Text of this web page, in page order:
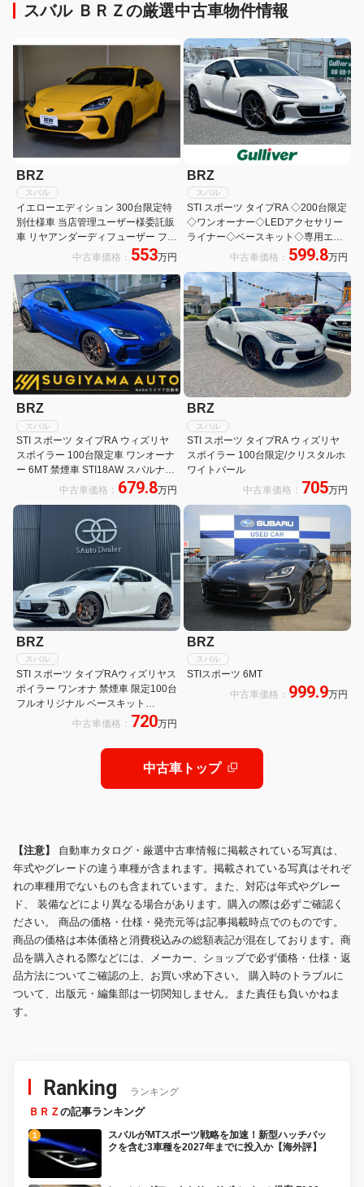
スバル ＢＲＺの厳選中古車物件情報
BRZ
スバル
イエローエディション 300台限定特
別仕様車 当店管理ユーザー様委託販
車 リヤアンダーディフューザー フロ
アカーペットSTI リヤフォグランプ
キット ドアミラーオートシステム カ
ロッツェリアサイバーナビパック バ
ックカメラ
中古車価格： 553万円
BRZ
スバル
STI スポーツ タイプRA ◇200台限定
◇ワンオーナー◇LEDアクセサリー
ライナー◇ベースキット◇専用エン
ジン◇専用クラッチ&フライホイー
ル◇専用BBS18AW◇ZF製フロント
&リアダンパー
中古車価格： 599.8万円
BRZ
スバル
STI スポーツ タイプRA ウィズリヤ
スポイラー 100台限定車 ワンオーナ
ー 6MT 禁煙車 STI18AW スバルナビ
パック カロッツエリアナビ フルセグ
ヒーター ETC2.0 クルーズコントロ
ール
中古車価格： 679.8万円
BRZ
スバル
STI スポーツ タイプRA ウィズリヤ
スポイラー 100台限定/クリスタルホ
ワイトパール
中古車価格： 705万円
BRZ
スバル
STI スポーツ タイプRAウィズリヤス
ポイラー ワンオナ 禁煙車 限定100台
フルオリジナル ベースキット
STI(LEDライナー/ディフューザー)ナ
ビ ETC2.0 バックカメラ ディーラー
中古車価格： 720万円
BRZ
スバル
STIスポーツ 6MT
中古車価格： 999.9万円
中古車トップ
【注意】 自動車カタログ・厳選中古車情報に掲載されている写真は、
年式やグレードの違う車種が含まれます。掲載されている写真はそれぞ
れの車種用でないものも含まれています。また、対応は年式やグレー
ド、 装備などにより異なる場合があります。購入の際は必ずご確認く
ださい。 商品の価格・仕様・発売元等は記事掲載時点でのものです。
商品の価格は本体価格と消費税込みの総額表記が混在しております。商
品を購入される際などには、メーカー、ショップで必ず価格・仕様・返
品方法についてご確認の上、お買い求め下さい。 購入時のトラブルに
ついて、出版元・編集部は一切関知しません。また責任も負いかねま
す。
Ranking ランキング
ＢＲＺの記事ランキング
スバルがMTスポーツ戦略を加速！新型ハッチバッ
クを含む3車種を2027年までに投入か【海外評】